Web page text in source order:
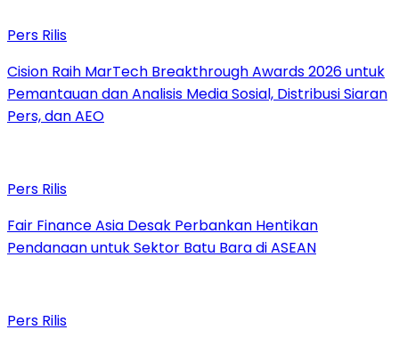
Pers Rilis
Cision Raih MarTech Breakthrough Awards 2026 untuk
Pemantauan dan Analisis Media Sosial, Distribusi Siaran
Pers, dan AEO
Pers Rilis
Fair Finance Asia Desak Perbankan Hentikan
Pendanaan untuk Sektor Batu Bara di ASEAN
Pers Rilis